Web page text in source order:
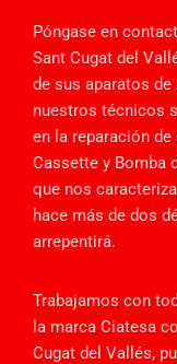
Póngase en
Sant Cugat del
de sus aparatos
nuestros técnicos
en la reparación
Cassette y Bomba
que nos
hace más de dos
arrepentirá.
Trabajamos con
la marca Ciatesa
Cugat del Vallés,